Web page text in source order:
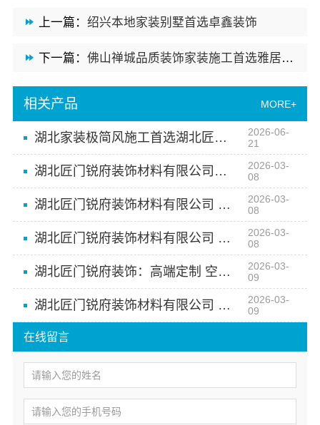
在线留言
上一篇： 绍兴本地家装别墅首选卓鑫装饰
下一篇： 佛山禅城品质装饰家装施工首选雅居美家
相关产品 MORE+
湖北家装极简风施工首选湖北匠门锐府装饰材料有限公司
2026-06-
21
湖北匠门锐府装饰材料有限公司：空间美学，工厂智造
2026-03-
08
湖北匠门锐府装饰材料有限公司 定制空间美学先锋
2026-03-
08
湖北匠门锐府装饰材料有限公司 空间美学工厂的匠心之作
2026-03-
08
湖北匠门锐府装饰：高端定制 空间美学的无限可能
2026-03-
09
湖北匠门锐府装饰材料有限公司 空间高端定制领航
2026-03-
09